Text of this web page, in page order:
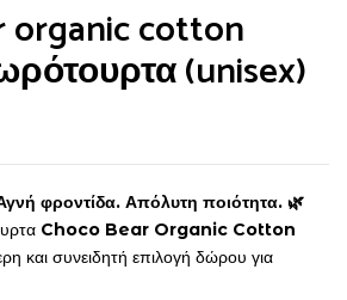
organic cotton
(unisex)
φροντίδα. Απόλυτη ποιότητα. 🌿
Choco Bear Organic Cotton
και συνειδητή επιλογή δώρου για